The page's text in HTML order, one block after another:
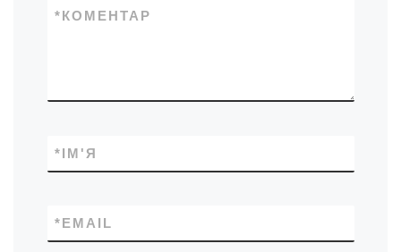
КОМЕНТАР
*
ІМ'Я
*
EMAIL
*